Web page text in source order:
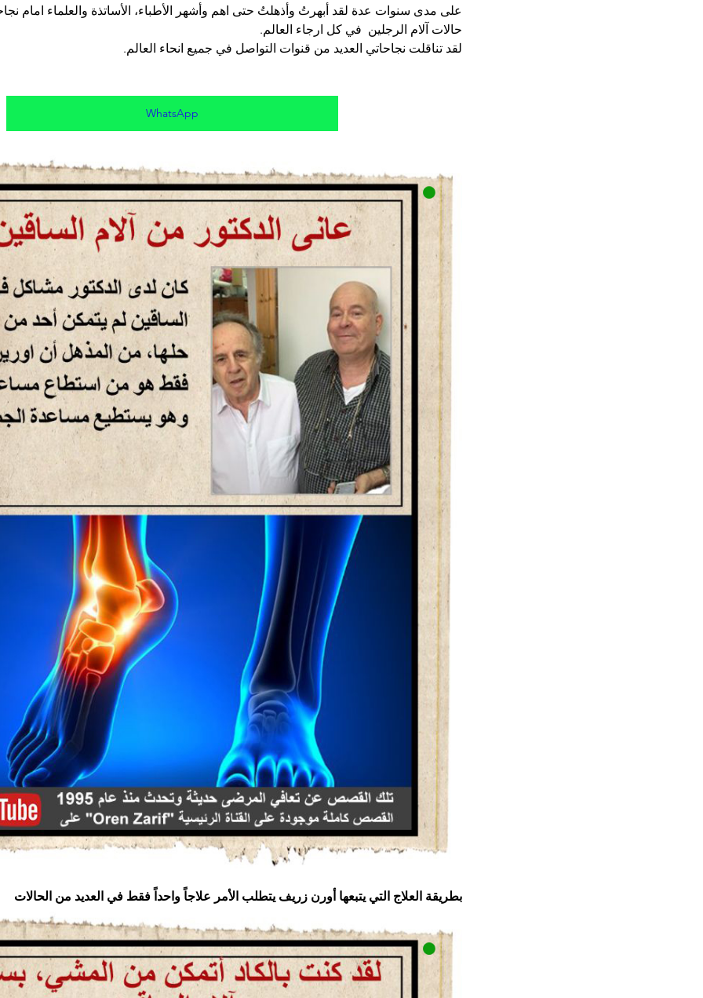
على مدى سنوات عدة لقد أبهرتُ وأذهلتُ حتى اهم وأشهر الأطباء، الأساتذة والعلماء امام
حالات آلام الرجلين  في كل ارجاء العالم.
لقد تناقلت نجاحاتي العديد من قنوات التواصل في جميع انحاء العالم.
WhatsApp
بطريقة العلاج التي يتبعها أورن زريف يتطلب الأمر علاجاً واحداً فقط في العديد من الحالات